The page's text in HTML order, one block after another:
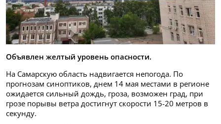
Объявлен желтый уровень опасности.
На Самарскую область надвигается непогода. По
прогнозам синоптиков, днем 14 мая местами в регионе
ожидается сильный дождь, гроза, возможен град, при
грозе порывы ветра достигнут скорости 15-20 метров в
секунду.